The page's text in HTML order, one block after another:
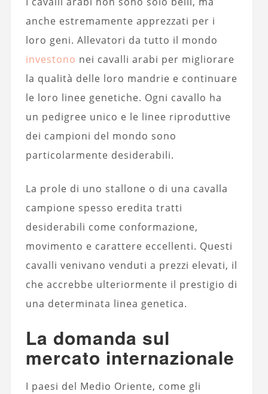
anche estremamente apprezzati per i
loro geni. Allevatori da tutto il mondo
investono nei cavalli arabi per migliorare
la qualità delle loro mandrie e continuare
le loro linee genetiche. Ogni cavallo ha
un pedigree unico e le linee riproduttive
dei campioni del mondo sono
particolarmente desiderabili.
La prole di uno stallone o di una cavalla
campione spesso eredita tratti
desiderabili come conformazione,
movimento e carattere eccellenti. Questi
cavalli venivano venduti a prezzi elevati, il
che accrebbe ulteriormente il prestigio di
una determinata linea genetica.
La domanda sul
mercato internazionale
I paesi del Medio Oriente, come gli